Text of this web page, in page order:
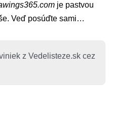
je pastvou
Veď posúďte sami…
z Vedelisteze.sk cez